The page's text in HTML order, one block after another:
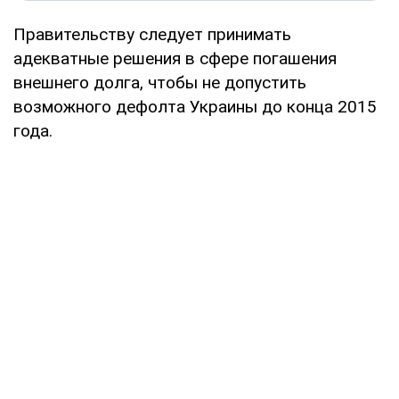
Правительству следует принимать
адекватные решения в сфере погашения
внешнего долга, чтобы не допустить
возможного дефолта Украины до конца 2015
года.